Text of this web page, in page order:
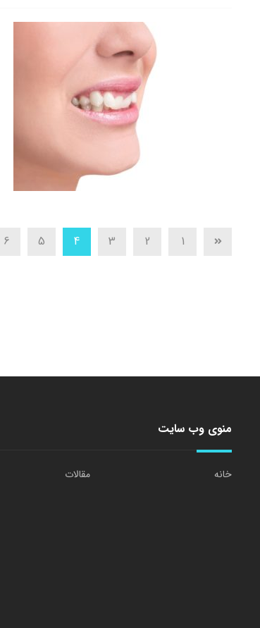
1
2
3
4
5
6
منوی وب سایت
خانه مقالات